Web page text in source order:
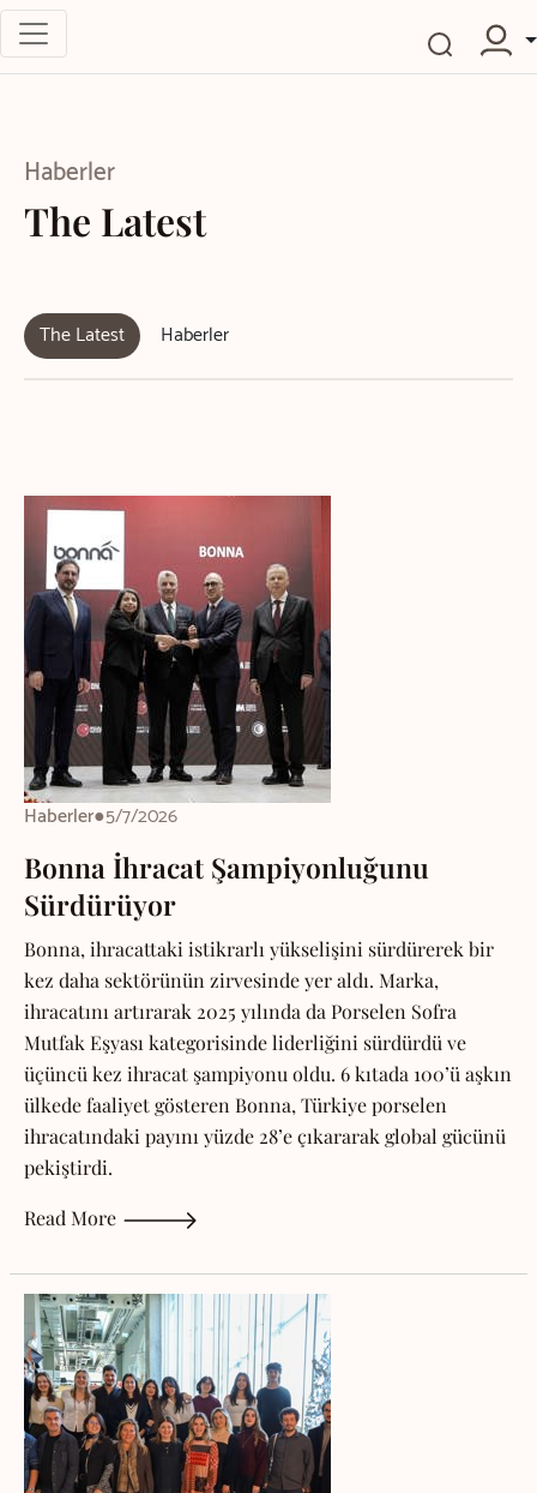
Haberler
The Latest
The Latest Haberler
Haberler●5/7/2026
Bonna İhracat Şampiyonluğunu
Sürdürüyor
Bonna, ihracattaki istikrarlı yükselişini sürdürerek bir
kez daha sektörünün zirvesinde yer aldı. Marka,
ihracatını artırarak 2025 yılında da Porselen Sofra
Mutfak Eşyası kategorisinde liderliğini sürdürdü ve
üçüncü kez ihracat şampiyonu oldu. 6 kıtada 100’ü aşkın
ülkede faaliyet gösteren Bonna, Türkiye porselen
ihracatındaki payını yüzde 28’e çıkararak global gücünü
pekiştirdi.
Read More